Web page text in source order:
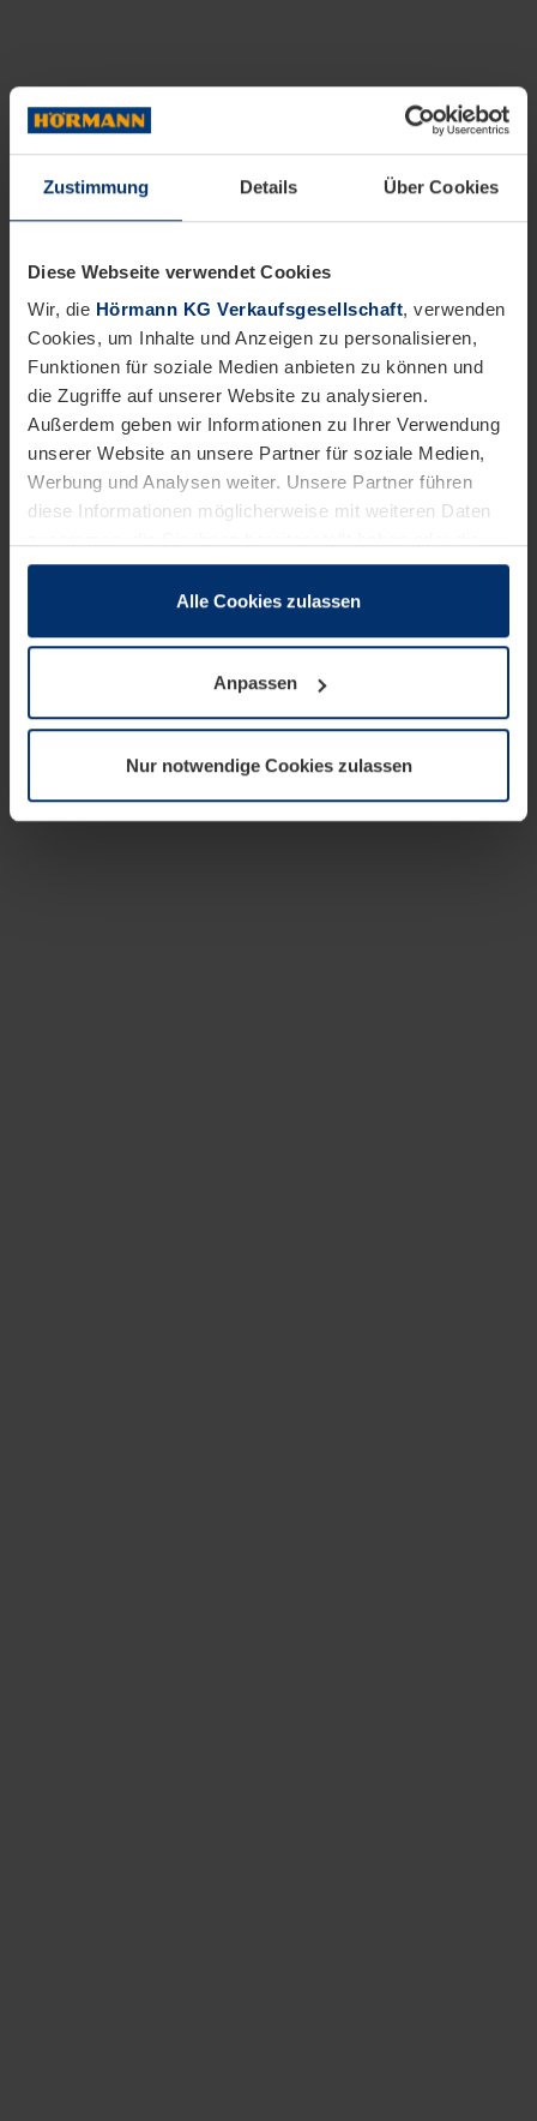
Zustimmung Details Über Cookies
Diese Webseite verwendet Cookies
Wir, die Hörmann KG Verkaufsgesellschaft, verwenden
Cookies, um Inhalte und Anzeigen zu personalisieren,
Funktionen für soziale Medien anbieten zu können und
die Zugriffe auf unserer Website zu analysieren.
Außerdem geben wir Informationen zu Ihrer Verwendung
unserer Website an unsere Partner für soziale Medien,
Werbung und Analysen weiter. Unsere Partner führen
diese Informationen möglicherweise mit weiteren Daten
sie im Rahmen Ihrer Nutzung der Dienste gesammelt
wenn diese für den Betrieb dieser Seite unbedingt
notwendig sind. Für alle anderen Cookie-Typen benötigen
wir Ihre Erlaubnis. Ihre Einwilligung können Sie jederzeit
Datenschutzerklärungunserer Website ändern oder
widerrufen.
Alle Cookies zulassen
Anpassen
Nur notwendige Cookies zulassen